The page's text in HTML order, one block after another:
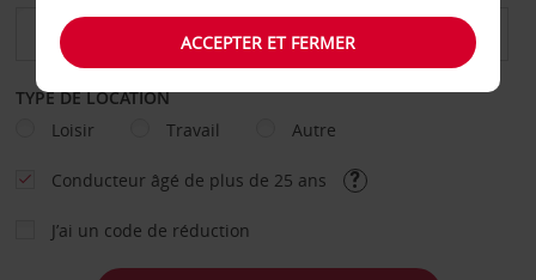
TYPE DE LOCATION
Loisir
Travail Autre
Conducteur âgé de plus de 25 ans
J’ai un code de réduction
ACCEPTER ET FERMER